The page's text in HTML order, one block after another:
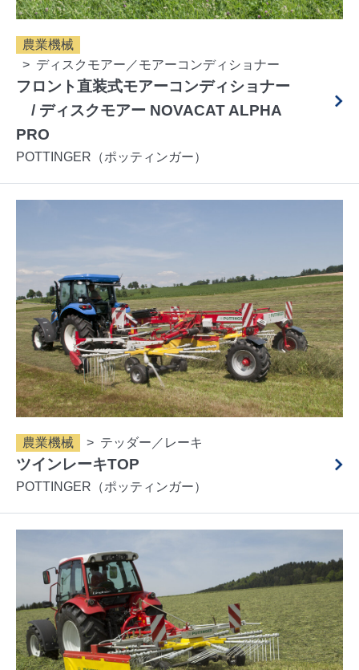
農業機械
ディスクモアー／モアーコンディショナー
フロント直装式モアーコンディショナー
/ ディスクモアー NOVACAT ALPHA
PRO
POTTINGER（ポッティンガー）
農業機械 テッダー／レーキ
ツインレーキTOP
POTTINGER（ポッティンガー）